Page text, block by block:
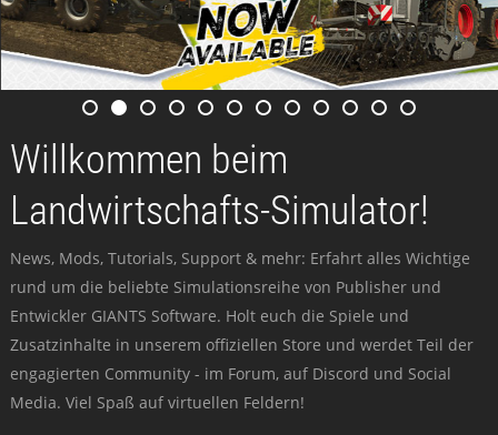
Willkommen beim
Landwirtschafts-Simulator!
News, Mods, Tutorials, Support & mehr: Erfahrt alles Wichtige
rund um die beliebte Simulationsreihe von Publisher und
Entwickler GIANTS Software. Holt euch die Spiele und
Zusatzinhalte in unserem offiziellen Store und werdet Teil der
engagierten Community - im Forum, auf Discord und Social
Media. Viel Spaß auf virtuellen Feldern!